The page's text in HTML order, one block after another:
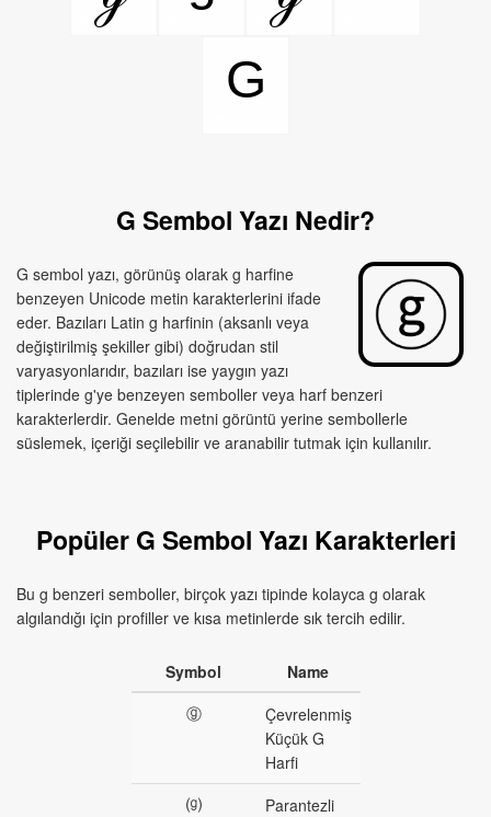
G
G Sembol Yazı Nedir?
G sembol yazı, görünüş olarak g harfine
benzeyen Unicode metin karakterlerini ifade
eder. Bazıları Latin g harfinin (aksanlı veya
değiştirilmiş şekiller gibi) doğrudan stil
varyasyonlarıdır, bazıları ise yaygın yazı
tiplerinde g'ye benzeyen semboller veya harf benzeri
karakterlerdir. Genelde metni görüntü yerine sembollerle
süslemek, içeriği seçilebilir ve aranabilir tutmak için kullanılır.
Popüler G Sembol Yazı Karakterleri
Bu g benzeri semboller, birçok yazı tipinde kolayca g olarak
algılandığı için profiller ve kısa metinlerde sık tercih edilir.
Symbol
Name
ⓖ
Çevrelenmiş
Küçük G
Harfi
⒢
Parantezli